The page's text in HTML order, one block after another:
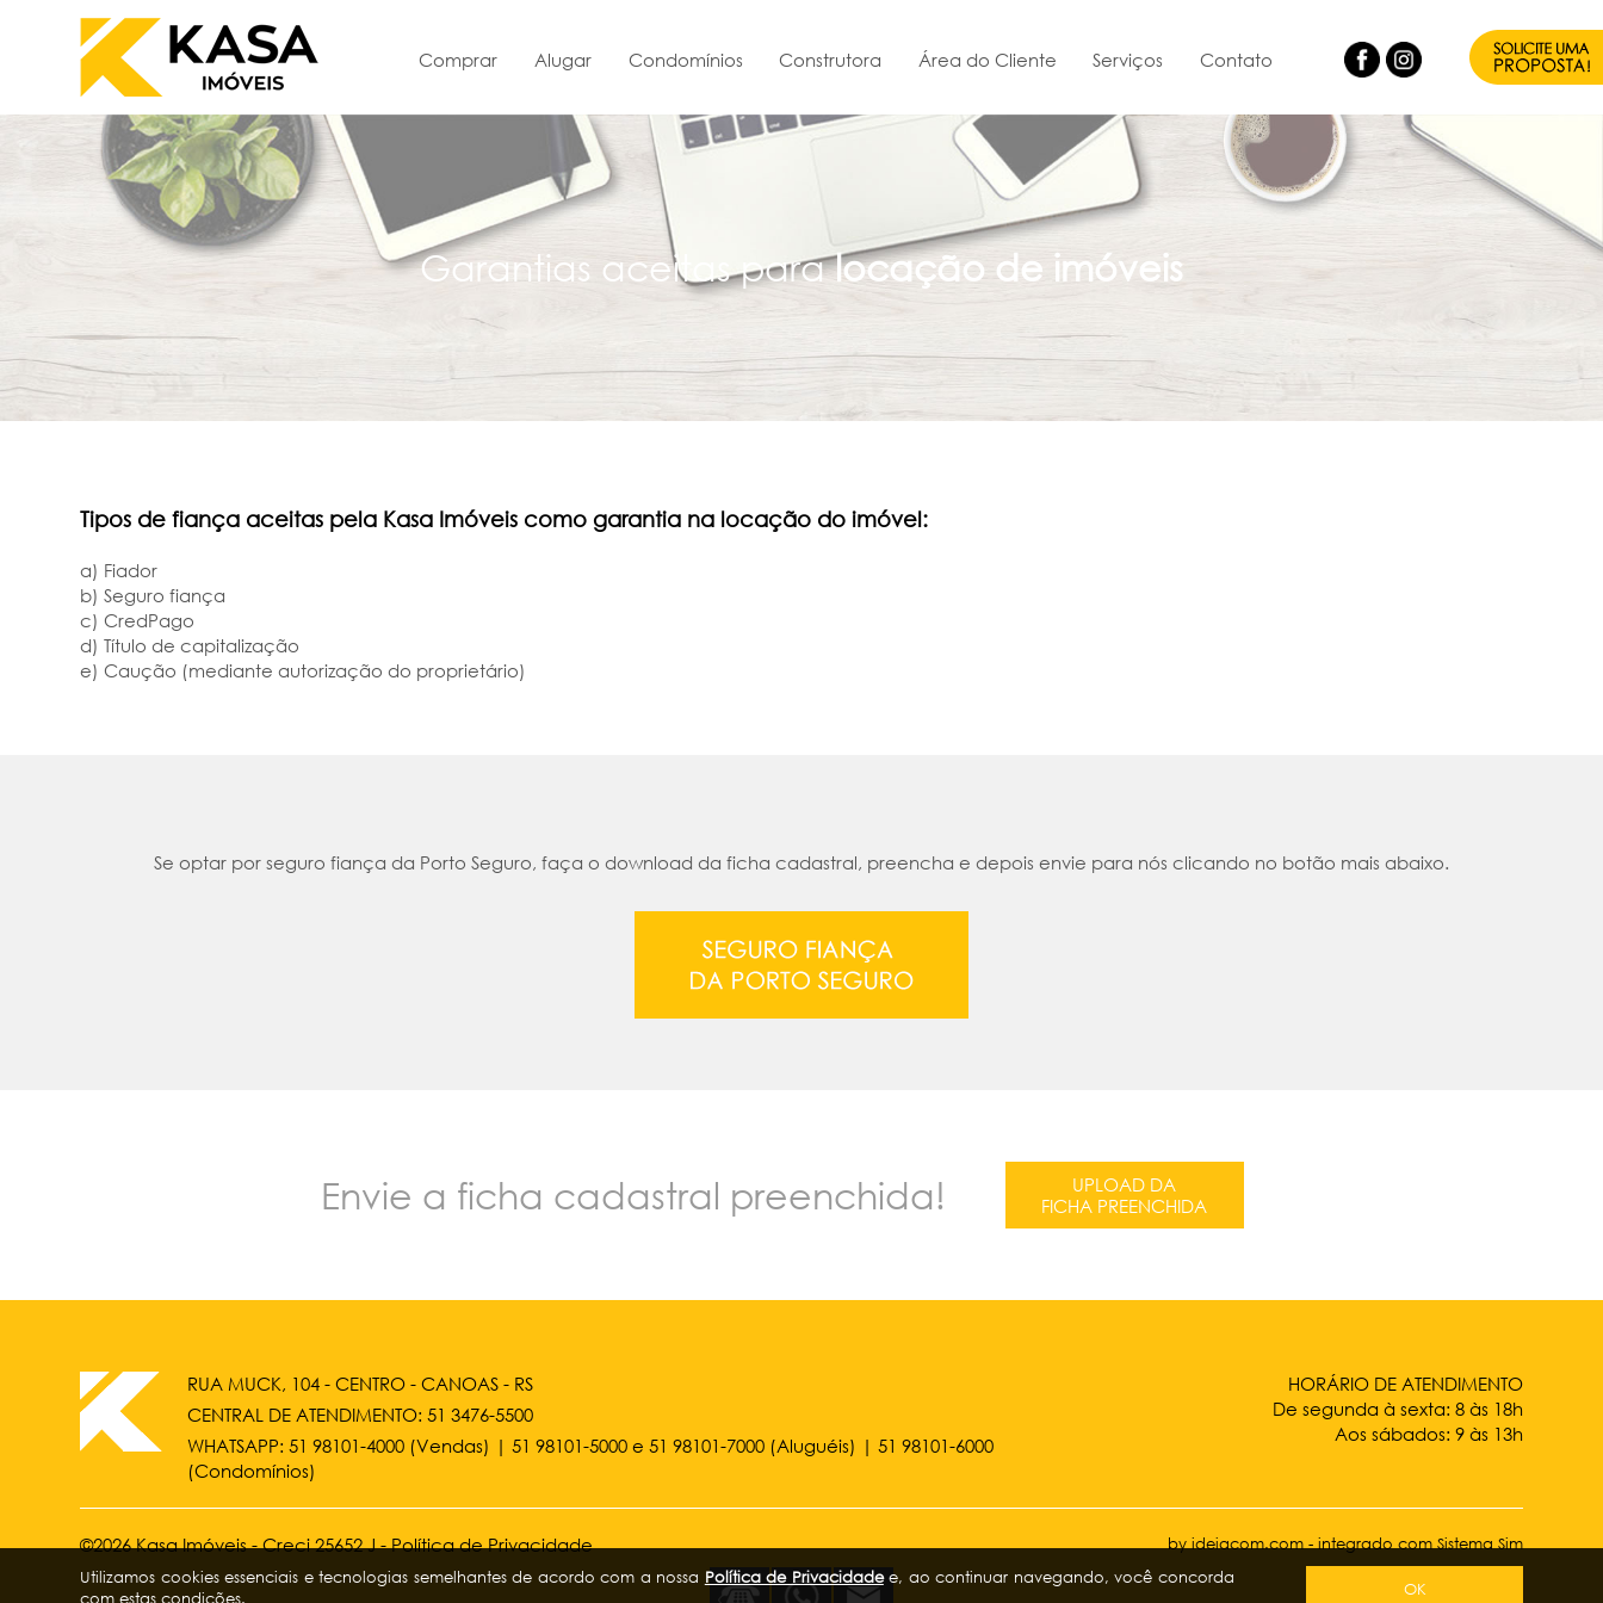
Utilizamos cookies essenciais e tecnologias semelhantes de acordo com a nossa Política de Privacidadee, ao continuar navegando, você concorda
com estas condições.
OK
Comprar Alugar Condomínios Construtora Área do Cliente Serviços Contato
Garantias aceitas paralocação de imóveis
Tipos de fiança aceitas pela Kasa Imóveis como garantia na locação do imóvel:
a) Fiador
b) Seguro fiança
c) CredPago
d) Título de capitalização
e) Caução (mediante autorização do proprietário)
Se optar por seguro fiança da Porto Seguro, faça o download da ficha cadastral, preencha e depois envie para nós clicando no botão mais abaixo.
Envie a ficha cadastral preenchida!
UPLOAD DA
FICHA PREENCHIDA
RUA MUCK, 104 - CENTRO - CANOAS - RS
CENTRAL DE ATENDIMENTO: 51 3476-5500
WHATSAPP: 51 98101-4000 (Vendas) |51 98101-5000 e51 98101-7000 (Aluguéis) |51 98101-6000
(Condomínios)
HORÁRIO DE ATENDIMENTO
De segunda à sexta: 8 às 18h
Aos sábados: 9 às 13h
©2026 Kasa Imóveis - Creci 25652 J -Política de Privacidade by ideiacom.com- integrado com Sistema Sim